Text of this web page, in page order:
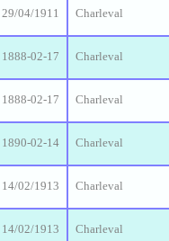
29/04/1911 Charleval
1888-02-17 Charleval
1888-02-17 Charleval
1890-02-14 Charleval
14/02/1913 Charleval
14/02/1913 Charleval